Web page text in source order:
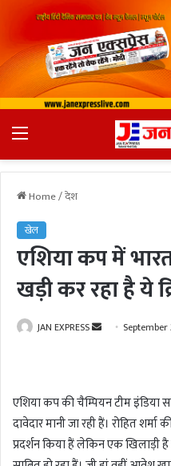
Home/देश
खेल
एशिया कप में
खड़ी कर रहा है ये
JAN EXPRESS
a
n
e
m
September
एशिया कप की चैम्पियन टीम इंडिया
दावेदार मानी जा रही हैं। रोहित
प्रदर्शन किया हैं लेकिन एक खिलाड़ी